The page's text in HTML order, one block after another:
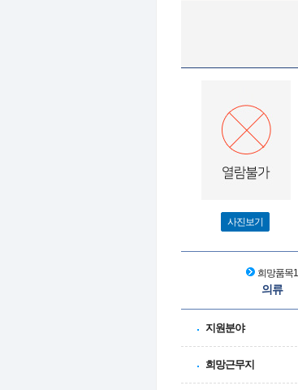
사진보기
희망품목1
의류
지원분야
희망근무지